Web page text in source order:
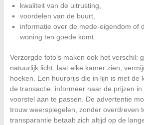
kwaliteit van de uitrusting,
voordelen van de buurt,
informatie over de mede-eigendom of
woning ten goede komt.
Verzorgde foto’s maken ook het verschil:
natuurlijk licht, laat elke kamer zien,
hoeken. Een huurprijs die in lijn is met de
de transactie: informeer naar de prijzen in
voorstel aan te passen. De advertentie
trouw weerspiegelen, zonder overdreven
transparantie betaalt zich altijd op de